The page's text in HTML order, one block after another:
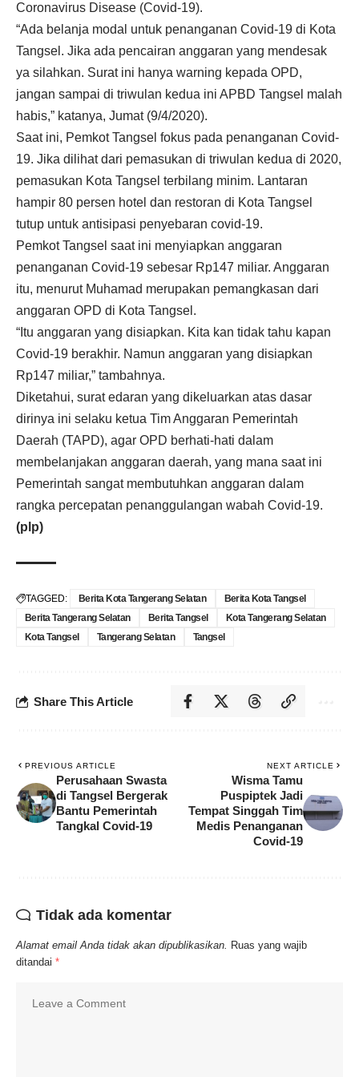
Coronavirus Disease (Covid-19).
“Ada belanja modal untuk penanganan Covid-19 di Kota
Tangsel. Jika ada pencairan anggaran yang mendesak
ya silahkan. Surat ini hanya warning kepada OPD,
jangan sampai di triwulan kedua ini APBD Tangsel malah
habis,” katanya, Jumat (9/4/2020).
Saat ini, Pemkot Tangsel fokus pada penanganan Covid-
19. Jika dilihat dari pemasukan di triwulan kedua di 2020,
pemasukan Kota Tangsel terbilang minim. Lantaran
hampir 80 persen hotel dan restoran di Kota Tangsel
tutup untuk antisipasi penyebaran covid-19.
Pemkot Tangsel saat ini menyiapkan anggaran
penanganan Covid-19 sebesar Rp147 miliar. Anggaran
itu, menurut Muhamad merupakan pemangkasan dari
anggaran OPD di Kota Tangsel.
“Itu anggaran yang disiapkan. Kita kan tidak tahu kapan
Covid-19 berakhir. Namun anggaran yang disiapkan
Rp147 miliar,” tambahnya.
Diketahui, surat edaran yang dikeluarkan atas dasar
dirinya ini selaku ketua Tim Anggaran Pemerintah
Daerah (TAPD), agar OPD berhati-hati dalam
membelanjakan anggaran daerah, yang mana saat ini
Pemerintah sangat membutuhkan anggaran dalam
rangka percepatan penanggulangan wabah Covid-19.
(plp)
TAGGED: Berita Kota Tangerang Selatan
Berita Kota Tangsel
Berita Tangerang Selatan
Berita Tangsel
Kota Tangerang Selatan
Kota Tangsel
Tangerang Selatan Tangsel
Share This Article
PREVIOUS ARTICLE
Perusahaan Swasta
di Tangsel Bergerak
Bantu Pemerintah
Tangkal Covid-19
NEXT ARTICLE
Wisma Tamu
Puspiptek Jadi
Tempat Singgah Tim
Medis Penanganan
Covid-19
Tidak ada komentar
Alamat email Anda tidak akan dipublikasikan. Ruas yang wajib
ditandai *